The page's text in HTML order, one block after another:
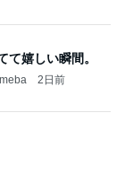
嬉しい瞬間。
2日前